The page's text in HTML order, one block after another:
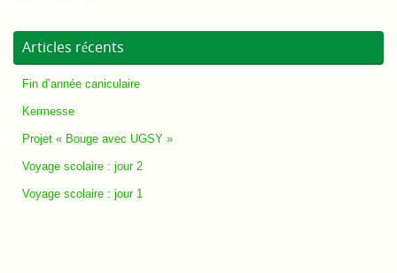
Articles récents
Fin d’année caniculaire
Kermesse
Projet « Bouge avec UGSY »
Voyage scolaire : jour 2
Voyage scolaire : jour 1